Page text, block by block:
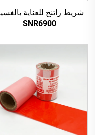
شريط راتنج للعناية
SNR6900